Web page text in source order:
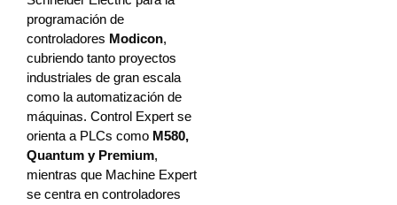
programación de
controladores Modicon,
cubriendo tanto proyectos
industriales de gran escala
como la automatización de
máquinas. Control Expert se
orienta a PLCs como M580,
Quantum y Premium,
mientras que Machine Expert
se centra en controladores